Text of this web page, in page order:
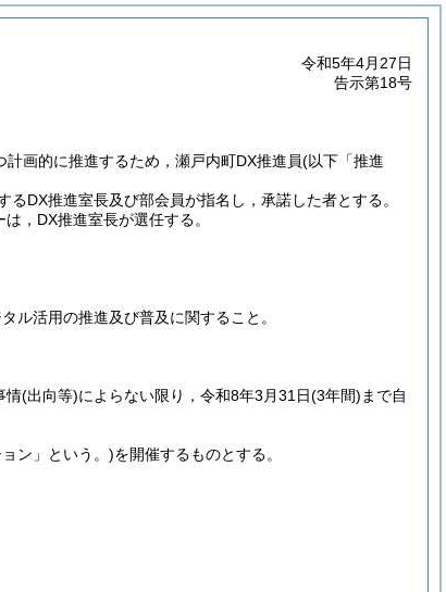
令和5年4月27日
告示第18号
計画的に推進するため，瀬戸内町DX推進員(以下「推進
るDX推進室長及び部会員が指名し，承諾した者とする。
，DX推進室長が選任する。
ル活用の推進及び普及に関すること。
情(出向等)によらない限り，令和8年3月31日(3年間) まで自
ン」という。)を開催するものとする。